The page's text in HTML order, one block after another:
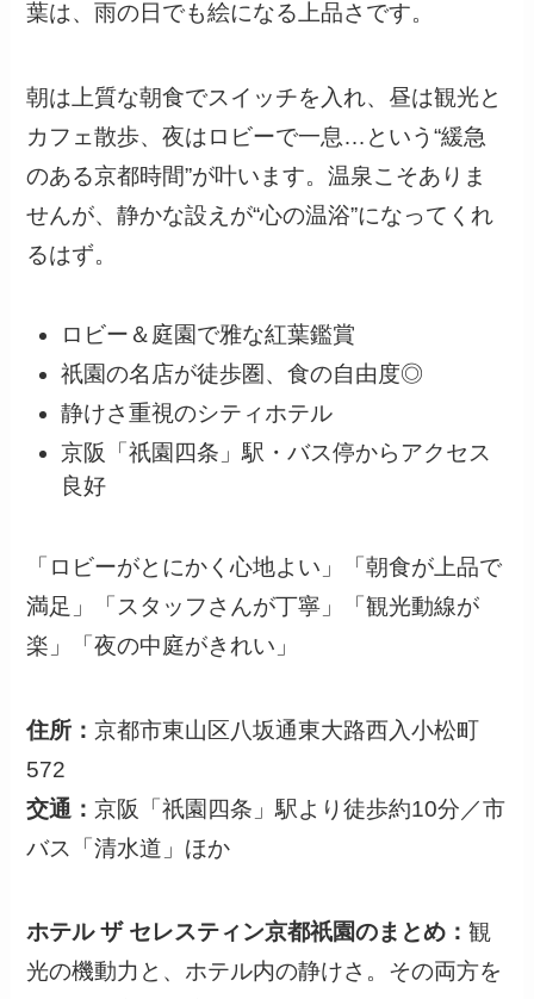
葉は、雨の日でも絵になる上品さです。
朝は上質な朝食でスイッチを入れ、昼は観光と
カフェ散歩、夜はロビーで一息…という“緩急
のある京都時間”が叶います。温泉こそありま
せんが、静かな設えが“心の温浴”になってくれ
るはず。
ロビー＆庭園で雅な紅葉鑑賞
祇園の名店が徒歩圏、食の自由度◎
静けさ重視のシティホテル
京阪「祇園四条」駅・バス停からアクセス
良好
「ロビーがとにかく心地よい」「朝食が上品で
満足」「スタッフさんが丁寧」「観光動線が
楽」「夜の中庭がきれい」
住所：京都市東山区八坂通東大路西入小松町
572
交通：京阪「祇園四条」駅より徒歩約10分／市
バス「清水道」ほか
ホテル ザ セレスティン京都祇園のまとめ：観
光の機動力と、ホテル内の静けさ。その両方を